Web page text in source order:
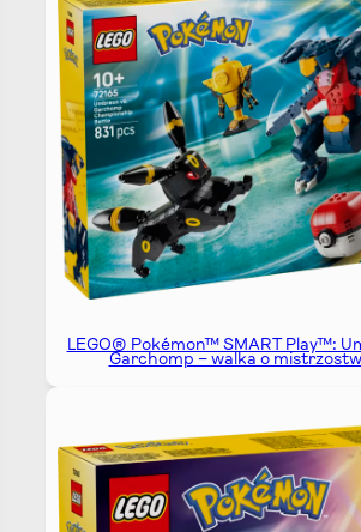
LEGO® Pokémon™ SMART Play™:
Garchomp – walka o